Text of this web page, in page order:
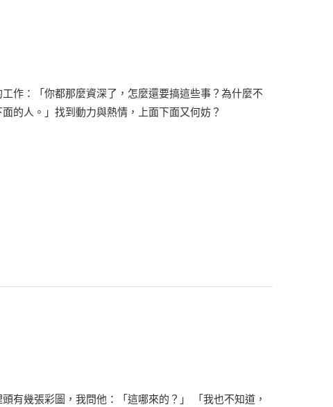
作：「你都那麼資深了，怎麼還要搞這些事？為什麼不
的人。」找到動力與熱情，上面下面又何妨？
有幾張彩圖，我問他：「這哪來的？」 「我也不知道，